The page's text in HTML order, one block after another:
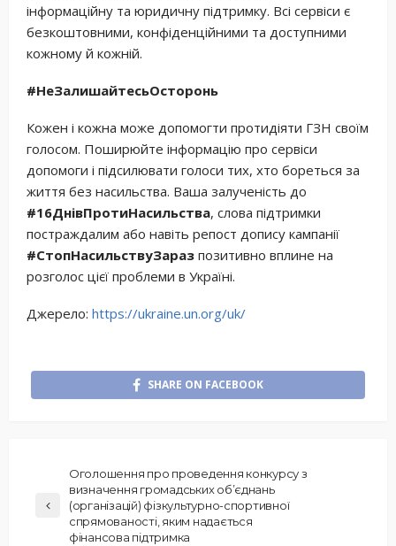
інформаційну та юридичну підтримку. Всі сервіси є
безкоштовними, конфіденційними та доступними
кожному й кожній.
#НеЗалишайтесьОсторонь
Кожен і кожна може допомогти протидіяти ГЗН своїм
голосом. Поширюйте інформацію про сервіси
допомоги і підсилювати голоси тих, хто бореться за
життя без насильства. Ваша залученість до
#16ДнівПротиНасильства, слова підтримки
постраждалим або навіть репост допису кампанії
#СтопНасильствуЗараз позитивно вплине на
розголос цієї проблеми в Україні.
Джерело: https://ukraine.un.org/uk/
SHARE ON FACEBOOK
Оголошення про проведення конкурсу з
визначення громадських об’єднань
(організацій) фізкультурно-спортивної
спрямованості, яким надається
фінансова підтримка